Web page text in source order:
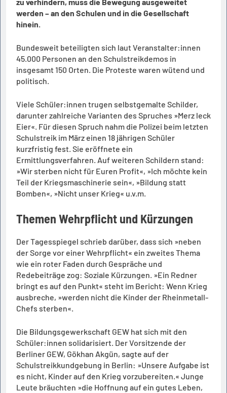
werden – an den Schulen und in die Gesellschaft
hinein.
Bundesweit beteiligten sich laut Veranstalter:innen
45.000 Personen an den Schulstreikdemos in
insgesamt 150 Orten. Die Proteste waren wütend und
politisch.
Viele Schüler:innen trugen selbstgemalte Schilder,
darunter zahlreiche Varianten des Spruches »Merz leck
Eier«. Für diesen Spruch nahm die Polizei beim letzten
Schulstreik im März einen 18 jährigen Schüler
kurzfristig fest. Sie eröffnete ein
Ermittlungsverfahren. Auf weiteren Schildern stand:
»Wir sterben nicht für Euren Profit«, »Ich möchte kein
Teil der Kriegsmaschinerie sein«, »Bildung statt
Bomben«, »Nicht unser Krieg« u.v.m.
Themen Wehrpflicht und Kürzungen
Der Tagesspiegel schrieb darüber, dass sich »neben
der Sorge vor einer Wehrpflicht« ein zweites Thema
wie ein roter Faden durch Gespräche und
Redebeiträge zog: Soziale Kürzungen. »Ein Redner
bringt es auf den Punkt« steht im Bericht: Wenn Krieg
ausbreche, »werden nicht die Kinder der Rheinmetall-
Chefs sterben«.
Die Bildungsgewerkschaft GEW hat sich mit den
Schüler:innen solidarisiert. Der Vorsitzende der
Berliner GEW, Gökhan Akgün, sagte auf der
Schulstreikkundgebung in Berlin: »Unsere Aufgabe ist
es nicht, Kinder auf den Krieg vorzubereiten.« Junge
Leute bräuchten »die Hoffnung auf ein gutes Leben,